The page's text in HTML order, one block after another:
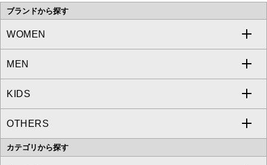
ブランドから探す
WOMEN
a.v.v
MICHEL KLEIN
MK MICHEL KLEIN
OFUON le MK
MEN
a.v.v
MICHEL KLEIN HOMME
MK MICHEL KLEIN HOMME
KIDS
a.v.v
OTHERS
MK MICHEL KLEIN BAG
カテゴリから探す